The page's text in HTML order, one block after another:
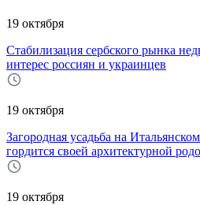
19 октября
Стабилизация сербского рынка
интерес россиян и украинцев
19 октября
Загородная усадьба на
гордится своей архитектурной
19 октября